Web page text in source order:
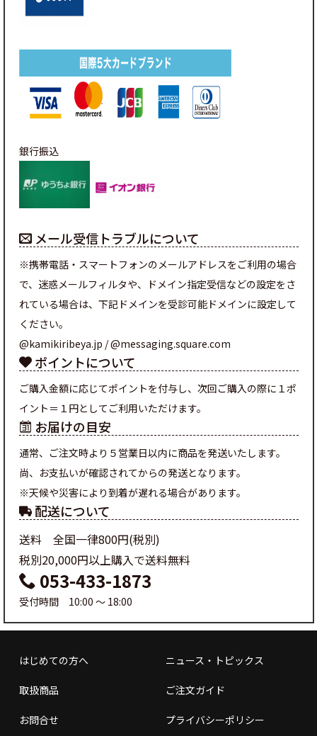
銀行振込
メール受信トラブルについて
※携帯電話・スマートフォンのメールアドレスをご利用の場合
で、迷惑メールフィルタや、ドメイン指定受信などの設定をさ
れている場合は、下記ドメインを受診可能ドメインに設定して
ください。
@kamikiribeya.jp / @messaging.square.com
ポイントについて
ご購入金額に応じてポイントを付与し、次回ご購入の際に１ポ
イント＝１円としてご利用いただけます。
お届けの目安
通常、ご注文時より５営業日以内に商品を発送いたします。
尚、お支払いが確認されてからの発送となります。
※天候や災害により到着が遅れる場合があります。
配送について
送料 全国一律800円(税別)
税別20,000円以上購入で送料無料
053-433-1873
受付時間 10:00 ～ 18:00
はじめての方へ ニュース・トピックス
取扱商品 ご注文ガイド
お問合せ プライバシーポリシー